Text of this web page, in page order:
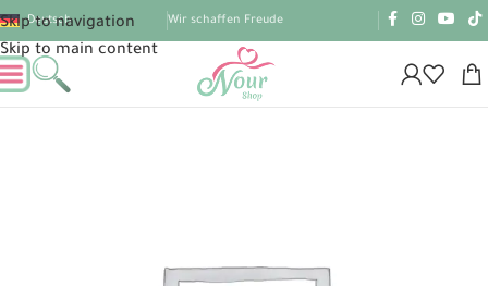
Skip to navigation
Skip to main content
Deutsch Wir schaffen Freude